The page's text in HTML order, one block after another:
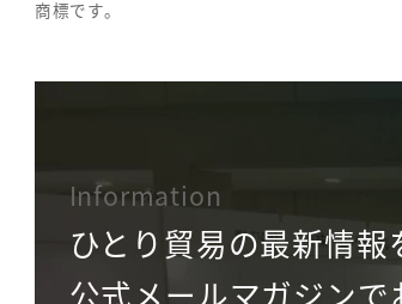
商標です。
Information
ひとり貿易の最新情報
公式メールマガジンで